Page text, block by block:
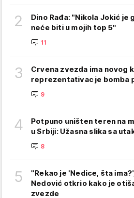
2
Dino Rađa: "Nikola Jokić je
neće biti u mojih top 5"
11
3
Crvena zvezda ima novog
reprezentativac je bomba
9
4
Potpuno uništen teren na
u Srbiji: Užasna slika sa
8
5
"Rekao je 'Nedice, šta
Nedović otkrio kako je
zvezde